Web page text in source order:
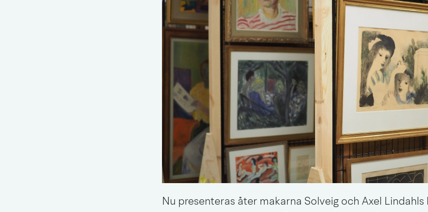
Nu presenteras åter makarna Solveig och Axel